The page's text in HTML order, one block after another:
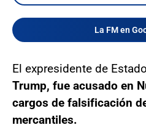
La FM en
El expresidente de
Trump, fue acusado en
cargos de falsificación
mercantiles.